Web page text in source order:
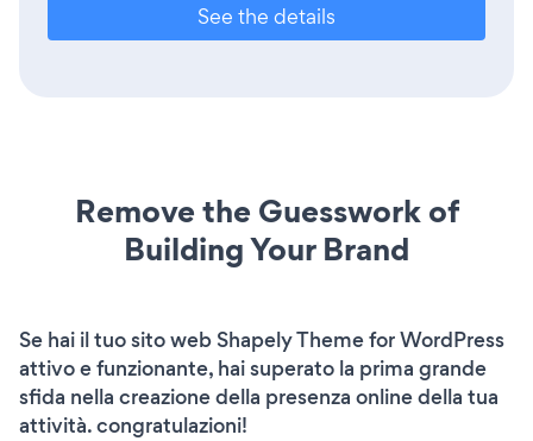
See the details
Remove the Guesswork of
Building Your Brand
Se hai il tuo sito web Shapely Theme for WordPress
attivo e funzionante, hai superato la prima grande
sfida nella creazione della presenza online della tua
attività. congratulazioni!